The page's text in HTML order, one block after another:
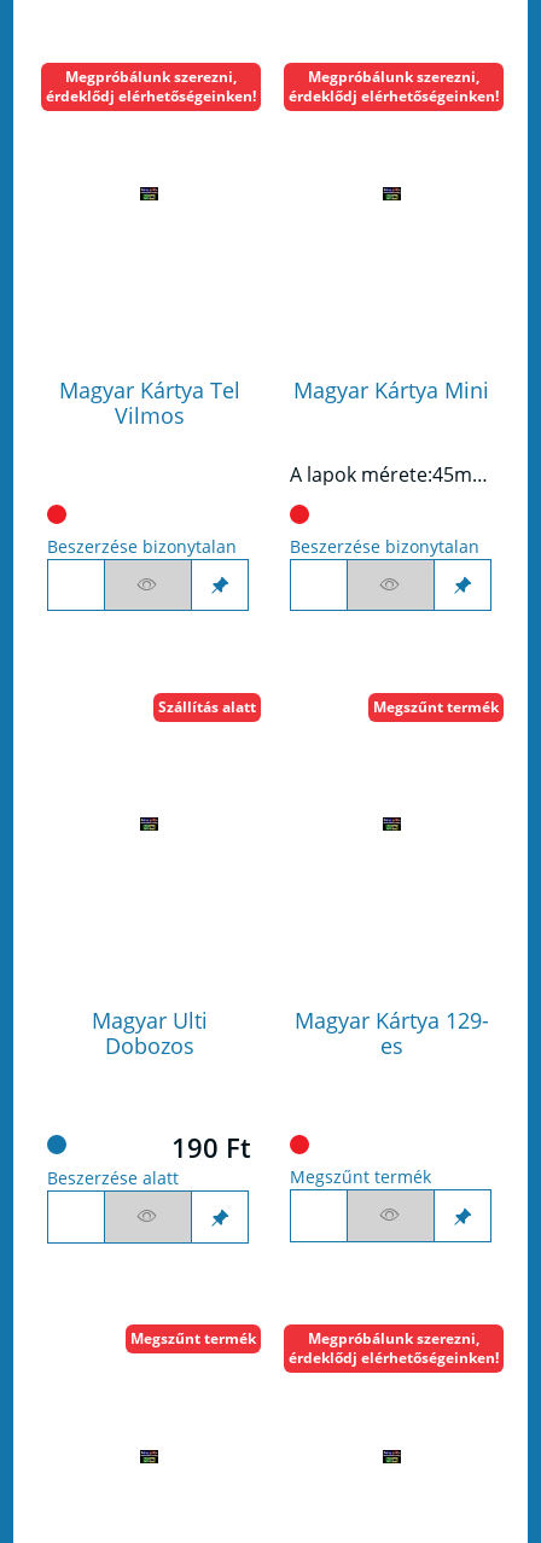
Magyar Kártya Tel
Vilmos
Megpróbálunk szerezni,
érdeklődj elérhetőségeinken!
Beszerzése bizonytalan
Magyar Kártya Mini
A lapok mérete:45mmx67mm
Megpróbálunk szerezni,
érdeklődj elérhetőségeinken!
Beszerzése bizonytalan
Magyar Ulti
Dobozos
Szállítás alatt
190 Ft
Beszerzése alatt
Magyar Kártya 129-
es
Megszűnt termék
Megszűnt termék
Megszűnt termék
Megpróbálunk szerezni,
érdeklődj elérhetőségeinken!